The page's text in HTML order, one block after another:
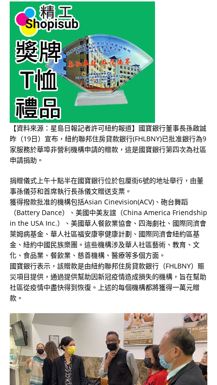
【資料來源：星島日報記者許可紐約報道】國寶銀行董事長孫啟誠
昨（19日）宣布，紐約聯邦住房貸款銀行(FHLBNY)已批准銀行為9
家服務於華埠非營利機構申請的贈款，這是國寶銀行第四次為社區
申請捐助。
捐贈儀式上午十點半在國寶銀行位於包厘街6號的地址舉行，由董
事孫儀芬和首席執行長孫儀文贈送支票。
獲得撥款批准的機構包括Asian Cinevision(ACV)、砲台舞蹈
（Battery Dance）、美國中美友誼（China America Friendship
in the USA Inc.）、美國華人餐飲業協會、四海劇社、國際同濟會
萊姆病基金、華人社區福安康寧健康計劃、國際同濟會紐約區基
金、紐約中國民族樂團。這些機構涉及華人社區藝術、教育、文
化、食品業、餐飲業、慈善機構、醫療等多個方面。
國寶銀行表示，該贈款是由紐約聯邦住房貸款銀行（FHLBNY）賑
災項目提供，通過提供幫助因新冠疫情造成損失的機構，旨在幫助
社區從疫情中盡快得到恢復。上述的每個機構都將獲得一萬元贈
款。